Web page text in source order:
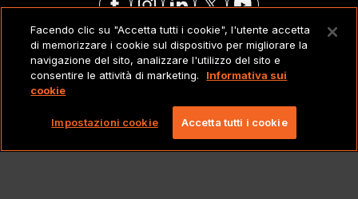
NOTE LEGALI
Copyright 2026 Lionbridge Technologies, LLC. Tutti
i diritti riservati.
Facendo clic su "Accetta tutti i cookie", l'utente accetta
di memorizzare i cookie sul dispositivo per migliorare la
navigazione del sito, analizzare l'utilizzo del sito e
consentire le attività di marketing.
Informativa sui
cookie
Impostazioni cookie Accetta tutti i cookie